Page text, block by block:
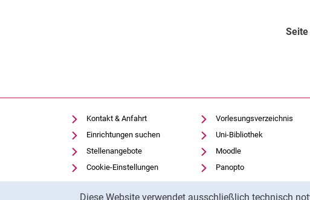
Diese Website verwendet ausschließlich technisch
Kontakt & Anfahrt
Einrichtungen suchen
Stellenangebote
Cookie-Einstellungen
Vorlesungsverzeichnis
Uni-Bibliothek
Moodle
Panopto